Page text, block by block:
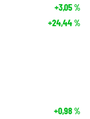
+3,05%
+24,44%
+0,98%